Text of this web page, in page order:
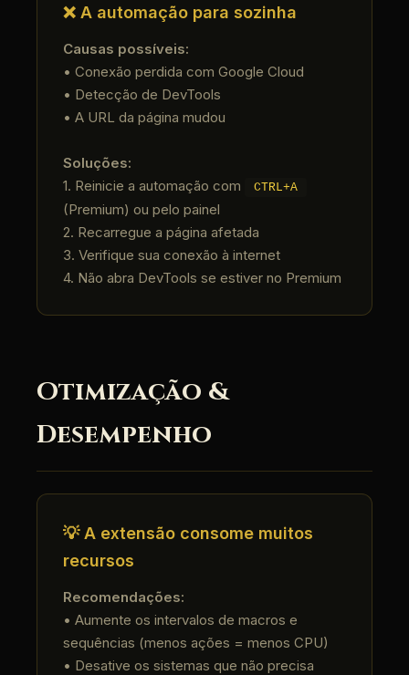
❌ A automação para sozinha
Causas possíveis:
• Conexão perdida com Google Cloud
• Detecção de DevTools
• A URL da página mudou
Soluções:
1. Reinicie a automação com
CTRL+A
(Premium) ou pelo painel
2. Recarregue a página afetada
3. Verifique sua conexão à internet
4. Não abra DevTools se estiver no Premium
Otimização &
Desempenho
💡 A extensão consome muitos
recursos
Recomendações:
• Aumente os intervalos de macros e
sequências (menos ações = menos CPU)
• Desative os sistemas que não precisa